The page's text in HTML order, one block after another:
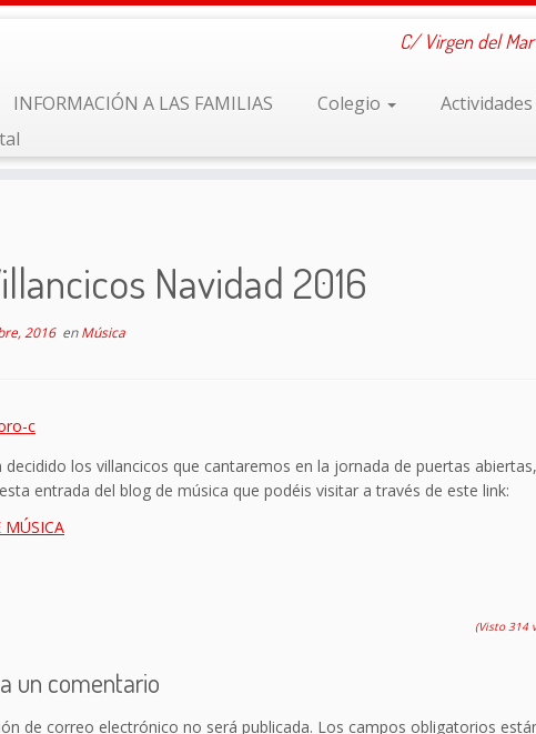
C/ Virgen del
INFORMACIÓN A LAS FAMILIAS Colegio
Navidad 2016
2016enMúsica
decidido los villancicos que cantaremos en la jornada de puertas abiertas,
entrada del blog de música que podéis visitar a través de este link:
MÚSICA
(Visto 314
un comentario
de correo electrónico no será publicada. Los campos obligatorios